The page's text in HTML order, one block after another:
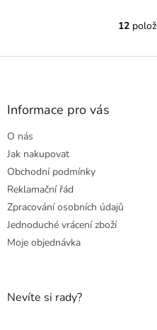
12
Z
Informace pro vás
O nás
Jak nakupovat
Obchodní podmínky
Reklamační řád
Zpracování osobních údajů
Jednoduché vrácení zboží
Moje objednávka
Nevíte si rady?